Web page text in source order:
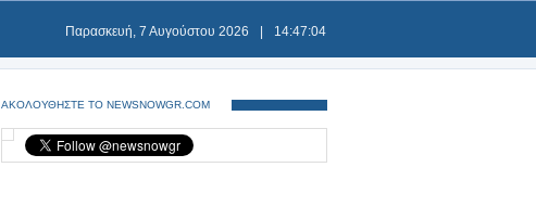
Παρασκευή, 7 Αυγούστου 2026 14:47:04
ΑΚΟΛΟΥΘΗΣΤΕ ΤΟ NEWSNOWGR.COM